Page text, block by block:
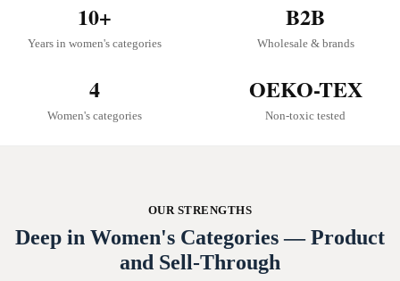
10+
Years in women's categories
B2B
Wholesale & brands
4
Women's categories
OEKO-TEX
Non-toxic tested
OUR STRENGTHS
Deep in Women's Categories — Product
and Sell-Through